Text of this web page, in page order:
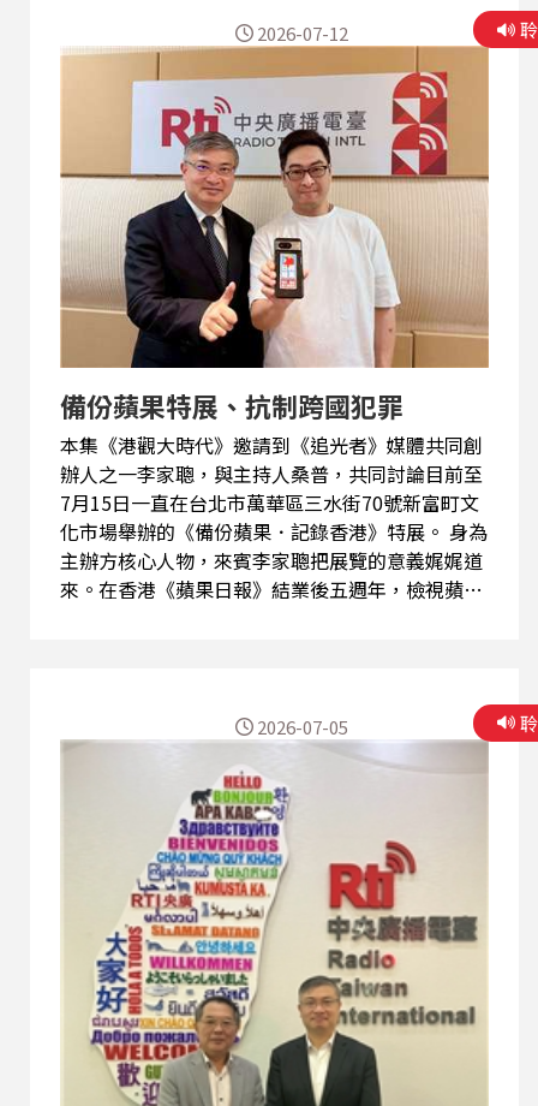
備份蘋果特展、抗制跨國犯罪
本集《港觀大時代》邀請到《追光者》媒體共同創
辦人之一李家聰，與主持人桑普，共同討論目前至
7月15日一直在台北市萬華區三水街70號新富町文
化市場舉辦的《備份蘋果．記錄香港》特展。 身為
主辦方核心人物，來賓李家聰把展覽的意義娓娓道
來。在香港《蘋果日報》結業後五週年，檢視蘋果
觀，甚至現場陪同親子學習。拒絕遺忘自由香港，
溫存信念希望，莫讓明日台灣變成今日香港，正是
影片播放。這是主持人認為最精彩的部分。例如在
陳健民和管中祥兩位教授的場次，原先預計容納25
人的小房間迫爆了70多人，觀映後，很多人淚如泉
湧，互訴心曲。這種從專政壓抑下個人記憶突然獲
得釋放的強烈感受，實在非筆墨所能形容。與其
「不要哭了」，不如「讓我哭吧」。 在專訪中，我
們繼續談到來賓對參訪者的一句語重深重的話：
《蘋果日報》的報頭標誌圖案，對台灣人來說，很
輕；但對香港人來說，很重。在今天的香港，如果
收藏或展示之，後果難料。聽後不免令人揪心。 節
目最後也談及中國民...
2026-07-12
2026-07-05